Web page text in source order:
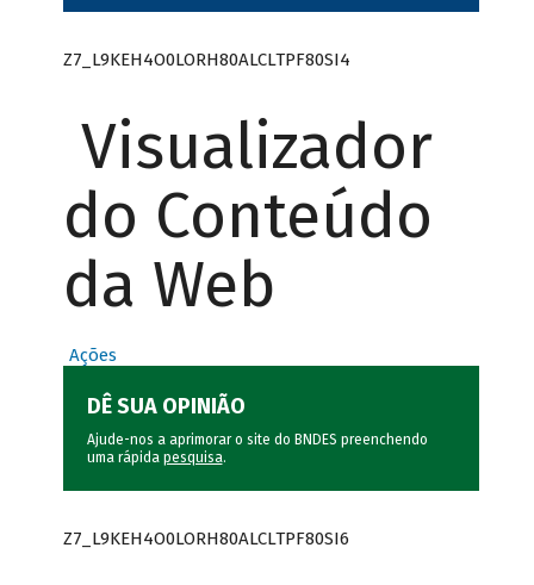
Z7_L9KEH4O0LORH80ALCLTPF80SI4
Visualizador
do Conteúdo
da Web
Ações
DÊ SUA OPINIÃO
Ajude-nos a aprimorar o site do BNDES preenchendo
uma rápida pesquisa.
Z7_L9KEH4O0LORH80ALCLTPF80SI6